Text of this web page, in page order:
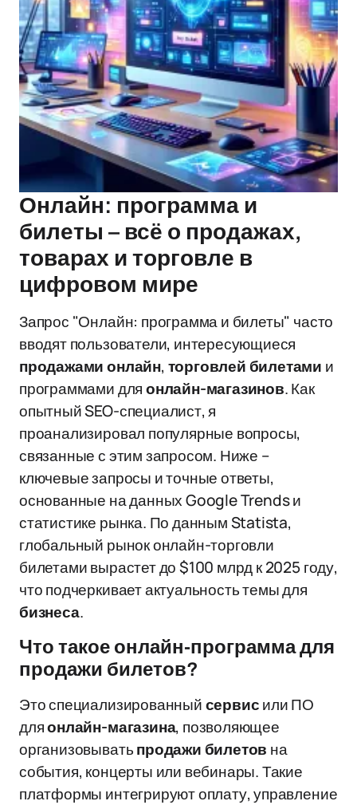
Онлайн: программа и
билеты – всё о продажах,
товарах и торговле в
цифровом мире
Запрос "Онлайн: программа и билеты" часто
вводят пользователи, интересующиеся
продажами онлайн, торговлей билетами и
программами дляонлайн-магазинов. Как
опытный SEO-специалист, я
проанализировал популярные вопросы,
связанные с этим запросом. Ниже –
ключевые запросы и точные ответы,
основанные на данных Google Trends и
статистике рынка. По данным Statista,
глобальный рынок онлайн-торговли
билетами вырастет до $100 млрд к 2025 году,
что подчеркивает актуальность темы для
бизнеса.
Что такое онлайн-программа для
продажи билетов?
Это специализированныйсервисили ПО
дляонлайн-магазина, позволяющее
организовыватьпродажи билетов на
события, концерты или вебинары. Такие
платформы интегрируют оплату, управление